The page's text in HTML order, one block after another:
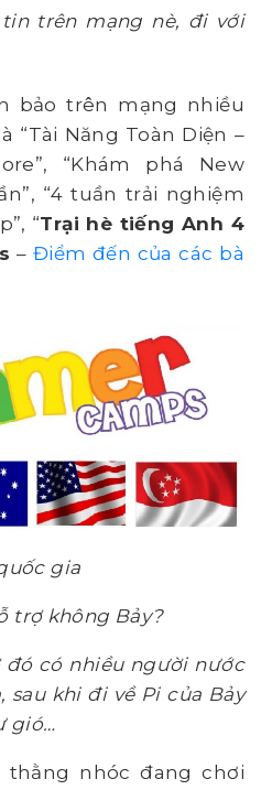
trên mạng nè, đi với
bảo trên mạng nhiều
“Tài Năng Toàn Diện –
“Khám phá New
“4 tuần trải nghiệm
“Trại hè tiếng Anh 4
– Điểm đến của các bà
gia
trợ không Bảy?
đó có nhiều người nước
khi đi về Pi của Bảy
gió…
thằng nhóc đang chơi